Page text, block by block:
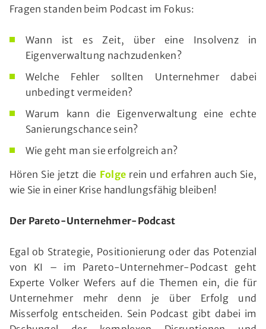
Fragen standen beim Podcast im Fokus:
Wann ist es Zeit, über eine Insolvenz in
Eigenverwaltung nachzudenken?
Welche Fehler sollten Unternehmer dabei
unbedingt vermeiden?
Warum kann die Eigenverwaltung eine echte
Sanierungschance sein?
Wie geht man sie erfolgreich an?
Hören Sie jetzt die Folge rein und erfahren auch Sie,
wie Sie in einer Krise handlungsfähig bleiben!
Der Pareto-Unternehmer-Podcast
Egal ob Strategie, Positionierung oder das Potenzial
von KI – im Pareto-Unternehmer-Podcast geht
Experte Volker Wefers auf die Themen ein, die für
Unternehmer mehr denn je über Erfolg und
Misserfolg entscheiden. Sein Podcast gibt dabei im